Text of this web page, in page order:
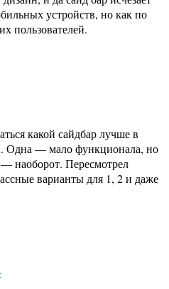
устройств, но как по
пользователей.
какой сайдбар лучше в
Одна — мало функционала, но
наоборот. Пересмотрел
варианты для 1, 2 и даже